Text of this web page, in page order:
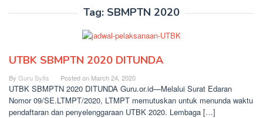
Tag: SBMPTN 2020
UTBK SBMPTN 2020 DITUNDA
By Guru Syifa Posted on March 24, 2020
UTBK SBMPTN 2020 DITUNDA Guru.or.id—Melalui Surat Edaran
Nomor 09/SE.LTMPT/2020, LTMPT memutuskan untuk menunda waktu
pendaftaran dan penyelenggaraan UTBK 2020. Lembaga […]